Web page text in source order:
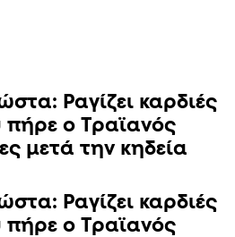
Pαγίζει καρδιές
ο Τραϊανός
μετά την κηδεία
Pαγίζει καρδιές
ο Τραϊανός